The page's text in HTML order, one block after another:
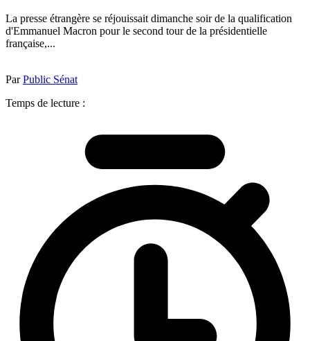
La presse étrangère se réjouissait dimanche soir de la qualification
d'Emmanuel Macron pour le second tour de la présidentielle
française,...
ParPublic Sénat
Temps de lecture :